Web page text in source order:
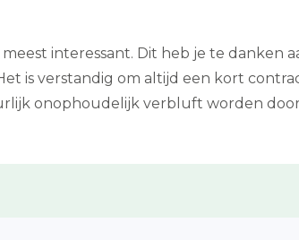
interessant. Dit heb je te danken
is verstandig om altijd een kort
onophoudelijk verbluft worden